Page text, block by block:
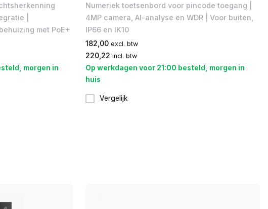
|
met PoE+
morgen in
Numeriek toetsenbord voor pincode toegang |
4MP camera, AI-analyse en WDR | Voor buiten,
IP66 en IK10
182,00 excl. btw
220,22 incl. btw
Op werkdagen voor 21:00 besteld, morgen in
huis
Vergelijk